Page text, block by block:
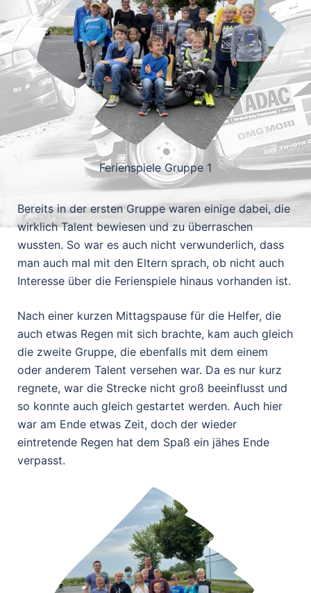
Ferienspiele Gruppe 1
Bereits in der ersten Gruppe waren einige dabei, die
wirklich Talent bewiesen und zu überraschen
wussten. So war es auch nicht verwunderlich, dass
man auch mal mit den Eltern sprach, ob nicht auch
Interesse über die Ferienspiele hinaus vorhanden ist.
Nach einer kurzen Mittagspause für die Helfer, die
auch etwas Regen mit sich brachte, kam auch gleich
die zweite Gruppe, die ebenfalls mit dem einem
oder anderem Talent versehen war. Da es nur kurz
regnete, war die Strecke nicht groß beeinflusst und
so konnte auch gleich gestartet werden. Auch hier
war am Ende etwas Zeit, doch der wieder
eintretende Regen hat dem Spaß ein jähes Ende
verpasst.